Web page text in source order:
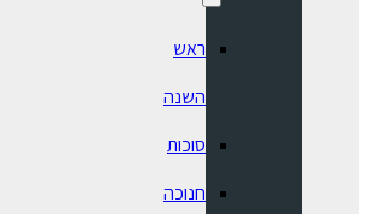
ראש
השנה
סוכות
חנוכה